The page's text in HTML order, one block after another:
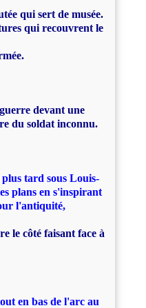
qui sert de musée.
qui recouvrent le
devant une
du soldat inconnu.
tard sous Louis-
plans en s'inspirant
l'antiquité,
le côté faisant face à
en bas de l'arc au